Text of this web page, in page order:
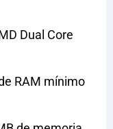
Dual Core
RAM mínimo